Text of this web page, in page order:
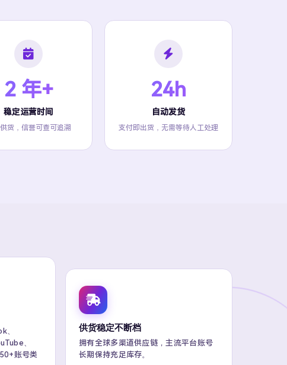
2 年+
稳定运营时间
货，信誉可查可追溯
24h
自动发货
支付即出货，无需等待人工处理
、
、
账号类
供货稳定不断档
拥有全球多渠道供应链，主流平台账号
长期保持充足库存。